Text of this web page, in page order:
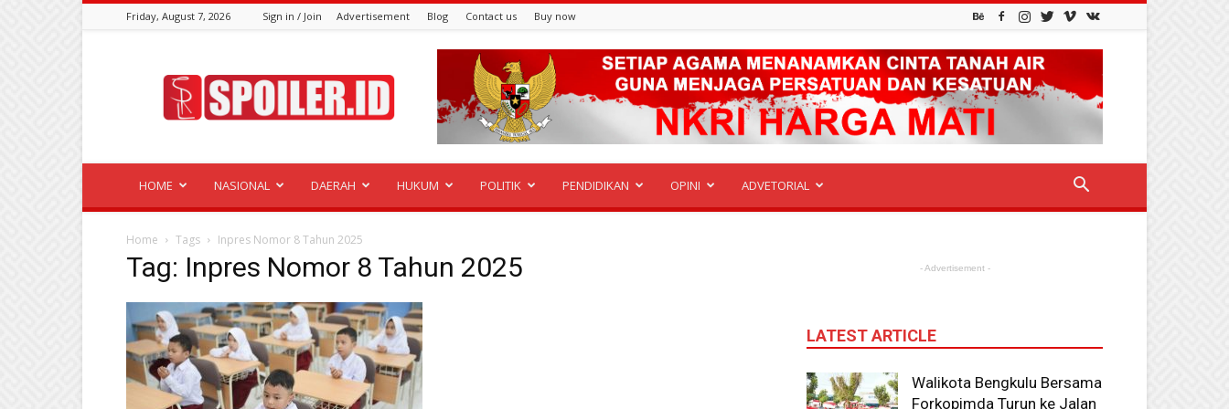
Friday, August 7, 2026 Sign in / Join Advertisement Blog Contact us Buy now
HOME NASIONAL DAERAH HUKUM POLITIK PENDIDIKAN OPINI ADVETORIAL
Home Tags Inpres Nomor 8 Tahun 2025
Tag: Inpres Nomor 8 Tahun 2025 - Advertisement -
LATEST ARTICLE
Walikota Bengkulu Bersama
Forkopimda Turun ke Jalan